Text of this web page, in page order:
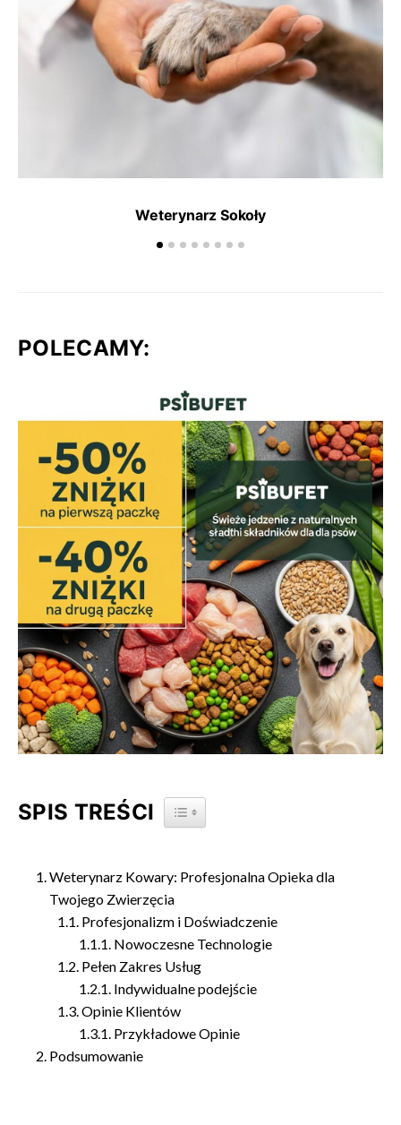
Weterynarz Sokoły
POLECAMY:
SPIS TREŚCI TOGGLE TABLE OF CONTENT
Weterynarz Kowary: Profesjonalna Opieka dla
Twojego Zwierzęcia
Profesjonalizm i Doświadczenie
Nowoczesne Technologie
Pełen Zakres Usług
Indywidualne podejście
Opinie Klientów
Przykładowe Opinie
Podsumowanie